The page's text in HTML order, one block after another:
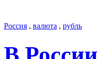
Россия , валюта , рубль